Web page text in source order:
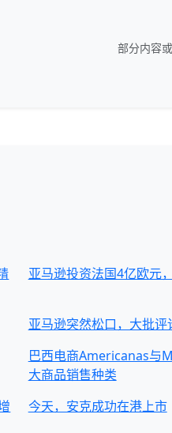
部分内容
亚马逊投资法国4亿欧元
亚马逊突然松口，大批评
巴西电商Americanas与
大商品销售种类
今天，安克成功在港上市